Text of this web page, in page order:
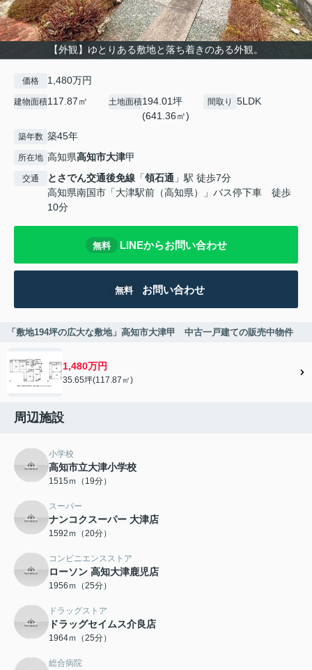
【外観】ゆとりある敷地と落ち着きのある外観。
価格 1,480万円
建物面積117.87㎡ 土地面積194.01坪
(641.36㎡)
間取り 5LDK
築年数 築45年
所在地 高知県高知市大津甲
交通 とさでん交通後免線 「領石通 」駅 徒歩7分
高知県南国市「大津駅前（高知県）」バス停下車 徒歩
10分
無料 LINEからお問い合わせ
無料 お問い合わせ
「敷地194坪の広大な敷地」高知市大津甲 中古一戸建ての販売中物件
1,480万円
35.65坪(117.87㎡)
周辺施設
小学校
高知市立大津小学校
1515ｍ（19分）
スーパー
ナンコクスーパー 大津店
1592ｍ（20分）
コンビニエンスストア
ローソン 高知大津鹿児店
1956ｍ（25分）
ドラッグストア
ドラッグセイムス介良店
1964ｍ（25分）
総合病院